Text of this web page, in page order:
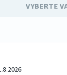
VYBERTE